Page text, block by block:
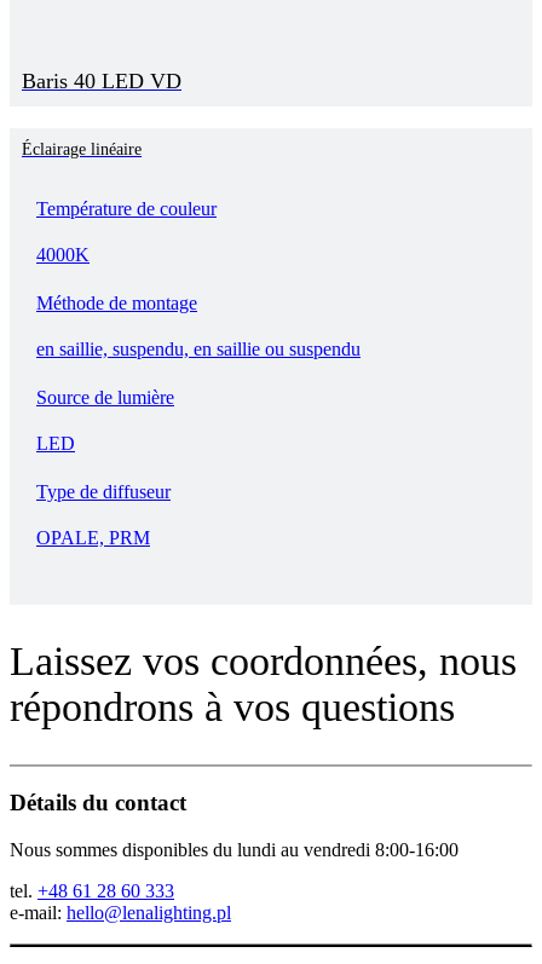
Baris 40 LED VD
Éclairage linéaire
Température de couleur
4000K
Méthode de montage
en saillie, suspendu, en saillie ou suspendu
Source de lumière
LED
Type de diffuseur
OPALE, PRM
Laissez vos coordonnées, nous
répondrons à vos questions
Détails du contact
Nous sommes disponibles du lundi au vendredi 8:00-16:00
tel. +48 61 28 60 333
e-mail: hello@lenalighting.pl